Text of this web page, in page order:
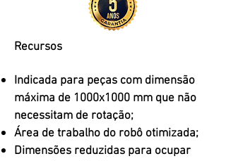
Recursos
Indicada para peças com dimensão
máxima de 1000x1000 mm que não
necessitam de rotação;
Área de trabalho do robô otimizada;
Dimensões reduzidas para ocupar